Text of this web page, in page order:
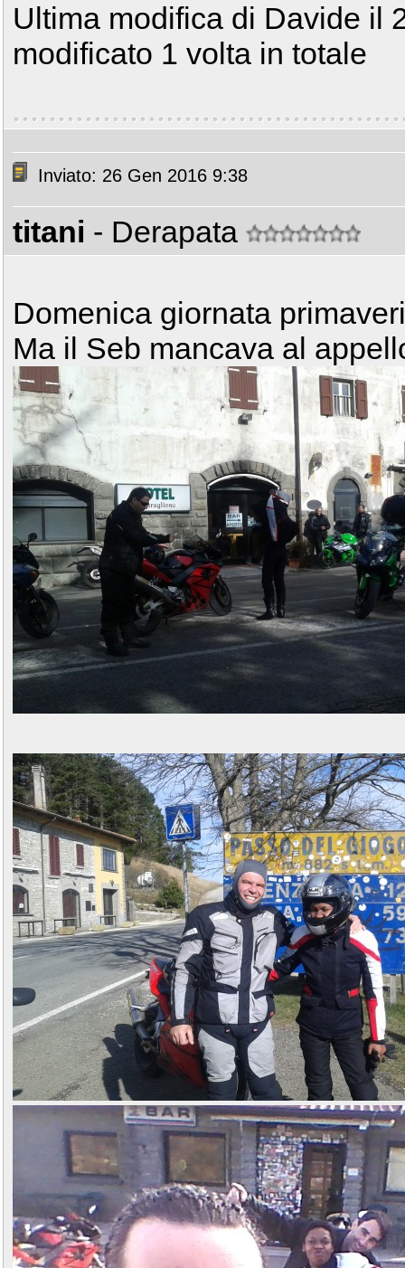
Ultima modifica di Davide il
modificato 1 volta in totale
Inviato: 26 Gen 2016 9:38
titani - Derapata
Domenica giornata
Ma il Seb mancava al